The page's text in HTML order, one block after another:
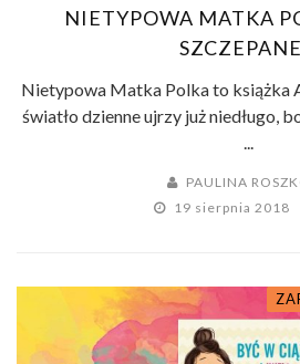
NIETYPOWA MATKA
Nietypowa Matka Polka to książka
światło dzienne ujrzy już niedługo,
...
PAULINA
19 sierpnia 2018